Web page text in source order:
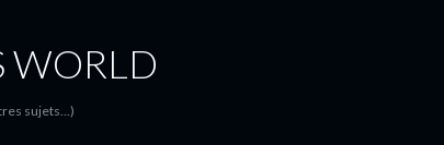
WORLD
sujets...)